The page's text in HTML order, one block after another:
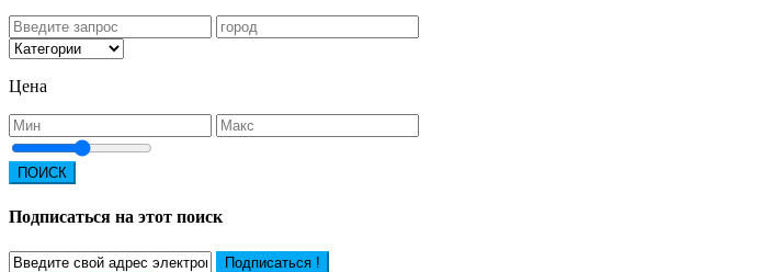
Цена
ПОИСК
Подписаться на этот поиск
Подписаться !